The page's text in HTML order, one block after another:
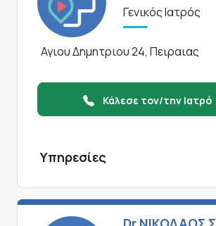
Γενικός Ιατρός
Αγιου Δημητριου 24, Πειραιας
Κάλεσε τον/την Ιατρό
Υπηρεσίες